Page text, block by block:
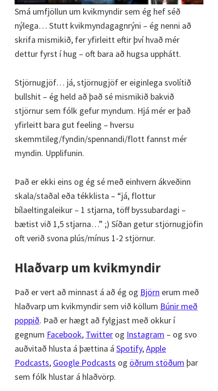
Smá umfjöllun um kvikmyndir sem ég hef séð
nýlega… Stutt kvikmyndagagnrýni – ég nenni að
skrifa mismikið, fer yfirleitt eftir því hvað mér
dettur fyrst í hug – oft bara að hugsa upphátt.
Stjörnugjöf… já, stjörnugjöf er eiginlega svolítið
bullshit – ég held að það sé mismikið bakvið
stjörnur sem fólk gefur myndum. Hjá mér er það
yfirleitt bara gut feeling – hversu
skemmtileg/fyndin/spennandi/flott fannst mér
myndin. Upplifunin.
Það er ekki eins og ég sé með einhvern ákveðinn
skala/staðal eða tékklista – “já, flottur
bílaeltingaleikur – 1 stjarna, töff byssubardagi –
bætist við 1,5 stjarna…” ;) Síðan getur stjörnugjöfin
oft verið svona plús/mínus 1-2 stjörnur.
Hlaðvarp um kvikmyndir
Það er vert að minnast á að ég og Björn erum með
hlaðvarp um kvikmyndir sem við köllum Búnir með
poppið. Það er hægt að fylgjast með okkur í
gegnum Facebook, Twitter og Instagram – og svo
auðvitað hlusta á þættina á Spotify,Apple
Podcasts, Google Podcasts og öðrum stöðum þar
sem fólk hlustar á hlaðvörp.